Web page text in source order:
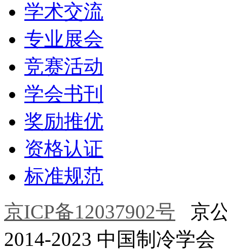
学术交流
专业展会
竞赛活动
学会书刊
奖励推优
资格认证
标准规范
京ICP备12037902号 京
2014-2023 中国制冷学会